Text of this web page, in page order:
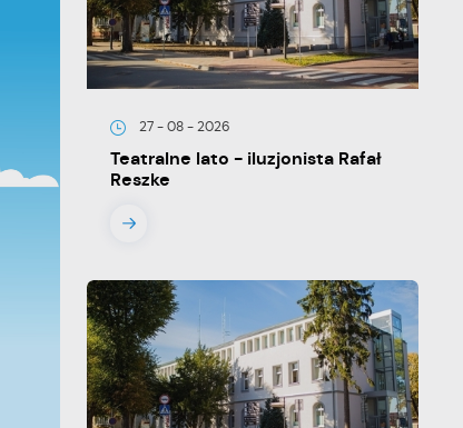
27 - 08 - 2026
Teatralne lato - iluzjonista Rafał
Reszke